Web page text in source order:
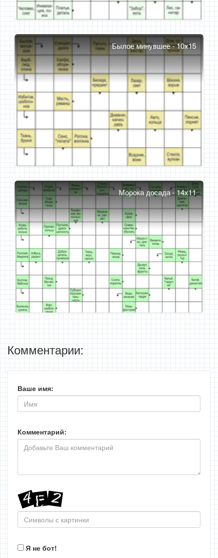
Былое минувшее - 10x15
Морока досада - 14x11
Комментарии:
Ваше имя:
Комментарий:
Я не бот!